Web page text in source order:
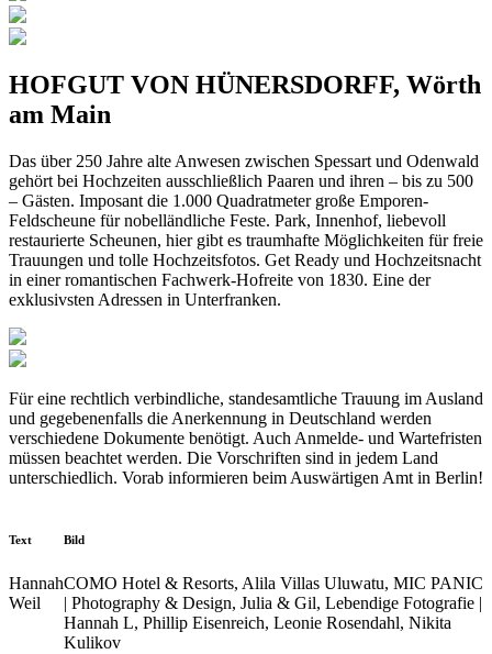
HOFGUT VON HÜNERSDORFF, Wörth
am Main
Das über 250 Jahre alte Anwesen zwischen Spessart und Odenwald
gehört bei Hochzeiten ausschließlich Paaren und ihren – bis zu 500
– Gästen. Imposant die 1.000 Quadratmeter große Emporen-
Feldscheune für nobelländliche Feste. Park, Innenhof, liebevoll
restaurierte Scheunen, hier gibt es traumhafte Möglichkeiten für freie
Trauungen und tolle Hochzeitsfotos. Get Ready und Hochzeitsnacht
in einer romantischen Fachwerk-Hofreite von 1830. Eine der
exklusivsten Adressen in Unterfranken.
Für eine rechtlich verbindliche, standesamtliche Trauung im Ausland
und gegebenenfalls die Anerkennung in Deutschland werden
verschiedene Dokumente benötigt. Auch Anmelde- und Wartefristen
müssen beachtet werden. Die Vorschriften sind in jedem Land
unterschiedlich. Vorab informieren beim Auswärtigen Amt in Berlin!
Text
Hannah
Weil
Bild
COMO Hotel & Resorts, Alila Villas Uluwatu, MIC PANIC
| Photography & Design, Julia & Gil, Lebendige Fotografie |
Hannah L, Phillip Eisenreich, Leonie Rosendahl, Nikita
Kulikov